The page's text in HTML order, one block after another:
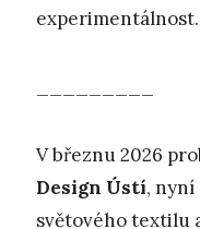
experimentálnost.
V březnu 2026
Design Ústí,
světového textilu